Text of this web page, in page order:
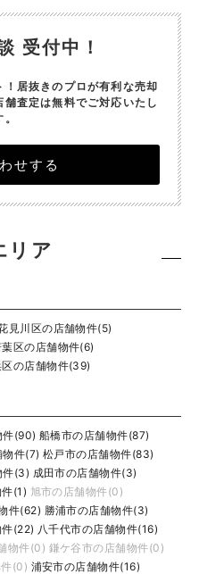
受付中！
！居抜きのプロが有利な売却
舗査定は無料でご対応いたし
せする
リア
見川区の店舗物件(5)
区の店舗物件(6)
の店舗物件(39)
件(90) 船橋市の店舗物件(87)
件(7) 松戸市の店舗物件(83)
件(3) 成田市の店舗物件(3)
(1) 旭市の店舗物件(0)
件(62) 勝浦市の店舗物件(3)
(22) 八千代市の店舗物件(16)
物件(0) 鎌ケ谷市の店舗物件(0)
(0) 浦安市の店舗物件(16)